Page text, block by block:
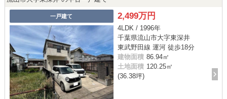
一戸建て 2,499万円
4LDK / 1996年
千葉県流山市大字東深井
東武野田線 運河 徒歩18分
建物面積 86.94㎡
土地面積 120.25㎡
(36.38坪)